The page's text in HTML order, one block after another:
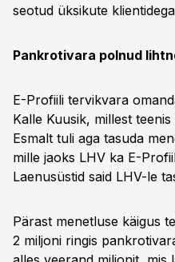
seotud üksikute
Pankrotivara polnud
E-Profiili tervikvara
Kalle Kuusik, millest
Esmalt tuli aga tasuda
mille jaoks LHV ka E-
Laenusüstid said LHV-le
Pärast menetluse käigus
2 miljoni ringis